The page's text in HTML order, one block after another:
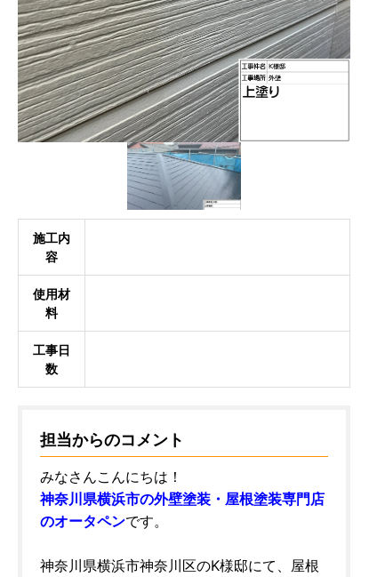
施工内
容
使用材
料
工事日
数
担当からのコメント
みなさんこんにちは！
神奈川県横浜市の外壁塗装・屋根塗装専門店
のオータペンです。
神奈川県横浜市神奈川区のK様邸にて、屋根